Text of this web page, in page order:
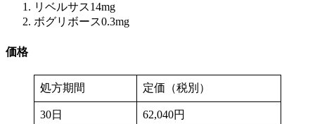
リベルサス14mg
ボグリボース0.3mg
価格
処方期間 定価（税別）
30日 62,040円